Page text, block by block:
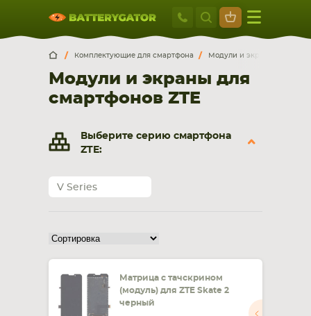
Москва
+7 495 414
Москва
г. Москва, ул. Ткацкая, 5с3 (м. Семеновская)
5 мин. ходьбы от ст.м. “Семеновская”
Обратный звонок
Пн-Вс:
смартфона, планшета
Комплектующие для смартфона Модули и экраны для
Модули и экраны для
смартфонов ZTE
Выберите серию смартфона
ZTE:
V Series
Матрица с тачскрином
(модуль) для ZTE Skate 2
черный